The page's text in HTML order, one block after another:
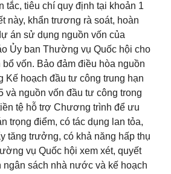
tắc, tiêu chí quy định tại khoản 1
này, khẩn trương rà soát, hoàn
án sử dụng nguồn vốn của
Ủy ban Thường vụ Quốc hội cho
vốn. Bảo đảm điều hòa nguồn
Kế hoạch đầu tư công trung hạn
và nguồn vốn đầu tư công trong
tệ hỗ trợ Chương trình để ưu
trọng điểm, có tác dụng lan tỏa,
tăng trưởng, có khả năng hấp thụ
vụ Quốc hội xem xét, quyết
sách nhà nước và kế hoạch